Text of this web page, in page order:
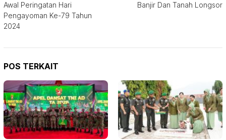
Awal Peringatan Hari
Pengayoman Ke-79 Tahun
2024
Banjir Dan Tanah Longsor
POS TERKAIT